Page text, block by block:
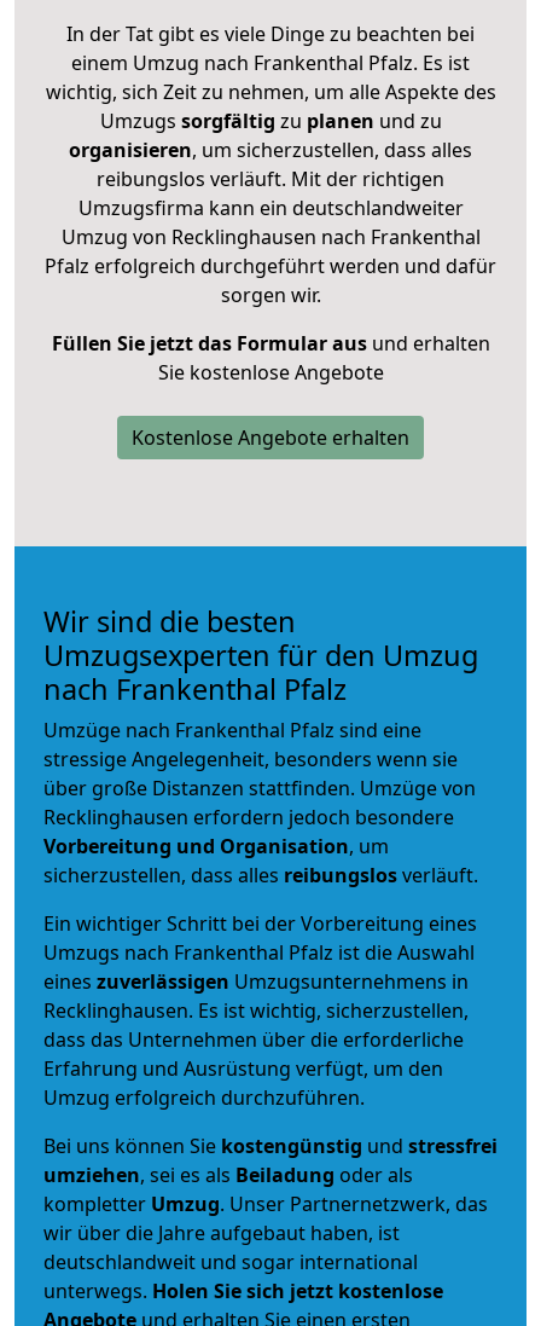
In der Tat gibt es viele Dinge zu beachten bei
einem Umzug nach Frankenthal Pfalz. Es ist
wichtig, sich Zeit zu nehmen, um alle Aspekte des
Umzugs sorgfältig zu planen und zu
organisieren, um sicherzustellen, dass alles
reibungslos verläuft. Mit der richtigen
Umzugsfirma kann ein deutschlandweiter
Umzug von Recklinghausen nach Frankenthal
Pfalz erfolgreich durchgeführt werden und dafür
sorgen wir.
Füllen Sie jetzt das Formular ausund erhalten
Sie kostenlose Angebote
Kostenlose Angebote erhalten
Wir sind die besten
Umzugsexperten für den Umzug
nach Frankenthal Pfalz
Umzüge nach Frankenthal Pfalz sind eine
stressige Angelegenheit, besonders wenn sie
über große Distanzen stattfinden. Umzüge von
Recklinghausen erfordern jedoch besondere
Vorbereitung und Organisation, um
sicherzustellen, dass alles reibungslosverläuft.
Ein wichtiger Schritt bei der Vorbereitung eines
Umzugs nach Frankenthal Pfalz ist die Auswahl
eines zuverlässigen Umzugsunternehmens in
Recklinghausen. Es ist wichtig, sicherzustellen,
dass das Unternehmen über die erforderliche
Erfahrung und Ausrüstung verfügt, um den
Umzug erfolgreich durchzuführen.
Bei uns können Sie kostengünstig und stressfrei
umziehen, sei es als Beiladung oder als
kompletter Umzug. Unser Partnernetzwerk, das
wir über die Jahre aufgebaut haben, ist
deutschlandweit und sogar international
unterwegs. Holen Sie sich jetzt kostenlose
Angebote und erhalten Sie einen ersten